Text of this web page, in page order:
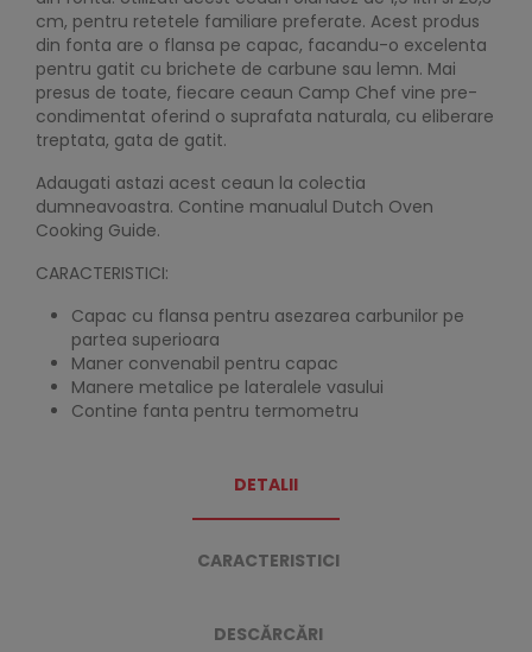
cm, pentru retetele familiare preferate. Acest produs
din fonta are o flansa pe capac, facandu-o excelenta
pentru gatit cu brichete de carbune sau lemn. Mai
presus de toate, fiecare ceaun Camp Chef vine pre-
condimentat oferind o suprafata naturala, cu eliberare
treptata, gata de gatit.
Adaugati astazi acest ceaun la colectia
dumneavoastra. Contine manualul Dutch Oven
Cooking Guide.
CARACTERISTICI:
Capac cu flansa pentru asezarea carbunilor pe
partea superioara
Maner convenabil pentru capac
Manere metalice pe lateralele vasului
Contine fanta pentru termometru
DETALII
CARACTERISTICI
DESCĂRCĂRI